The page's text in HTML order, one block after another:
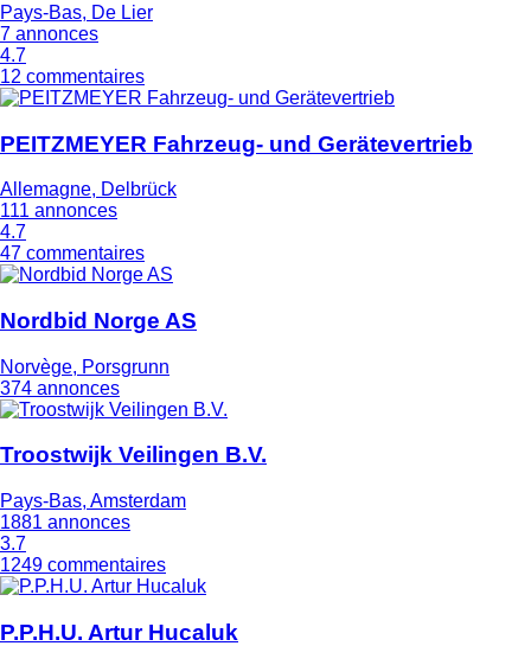
Pays-Bas, De Lier
7 annonces
4.7
12 commentaires
PEITZMEYER Fahrzeug- und Gerätevertrieb
Allemagne, Delbrück
111 annonces
4.7
47 commentaires
Nordbid Norge AS
Norvège, Porsgrunn
374 annonces
Troostwijk Veilingen B.V.
Pays-Bas, Amsterdam
1881 annonces
3.7
1249 commentaires
P.P.H.U. Artur Hucaluk